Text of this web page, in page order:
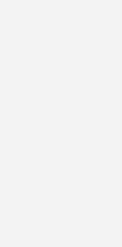
hat in den
Standard für
im 2. Halbjahr 2010
nun mittels Pocket
direkt während der